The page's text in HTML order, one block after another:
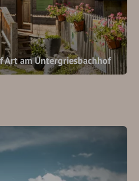
Art am Untergriesbachhof